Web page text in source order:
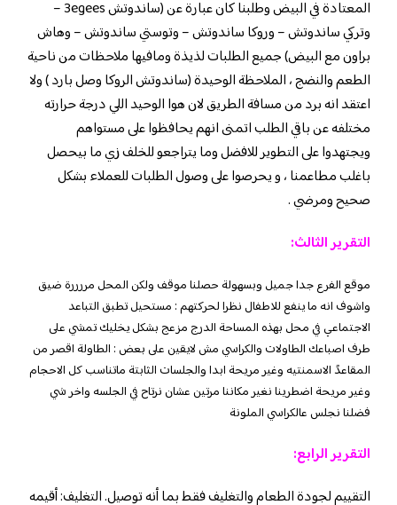
المعتادة في البيض وطلبنا كان عبارة عن (ساندوتش 3egees –
وتركي ساندوتش – وروكا ساندوتش – وتوستي ساندوتش – وهاش
براون مع البيض) جميع الطلبات لذيذة ومافيها ملاحظات من ناحية
الطعم والنضج ، الملاحظة الوحيدة (ساندوتش الروكا وصل بارد ) ولا
اعتقد انه برد من مسافة الطريق لان هوا الوحيد اللي درجة حرارته
مختلفه عن باقي الطلب اتمنى انهم يحافظوا على مستواهم
ويجتهدوا على التطوير للافضل وما يتراجعو للخلف زي ما بيحصل
باغلب مطاعمنا ، و يحرصوا على وصول الطلبات للعملاء بشكل
صحيح ومرضي .
التقرير الثالث:
موقع الفرع جدا جميل وبسهولة حصلنا موقف ولكن المحل مررررة ضيق
واشوف انه ما ينفع للاطفال نظرا لحركتهم : مستحيل تطبق التباعد
الاجتماعي في محل بهذه المساحة الدرج مزعج بشكل يخليك تمشي على
طرف اصباعك الطاولات والكراسي مش لايقين على بعض : الطاولة اقصر من
المقاعدً الاسمنتيه وغير مريحة ابدا والجلسات الثابتة ماتناسب كل الاحجام
وغير مريحة اضطرينا نغير مكاننا مرتين عشان نرتاح في الجلسه واخر شي
فضلنا نجلس عالكراسي الملونة
التقرير الرابع:
التقييم لجودة الطعام والتغليف فقط بما أنه توصيل. التغليف: أقيمه